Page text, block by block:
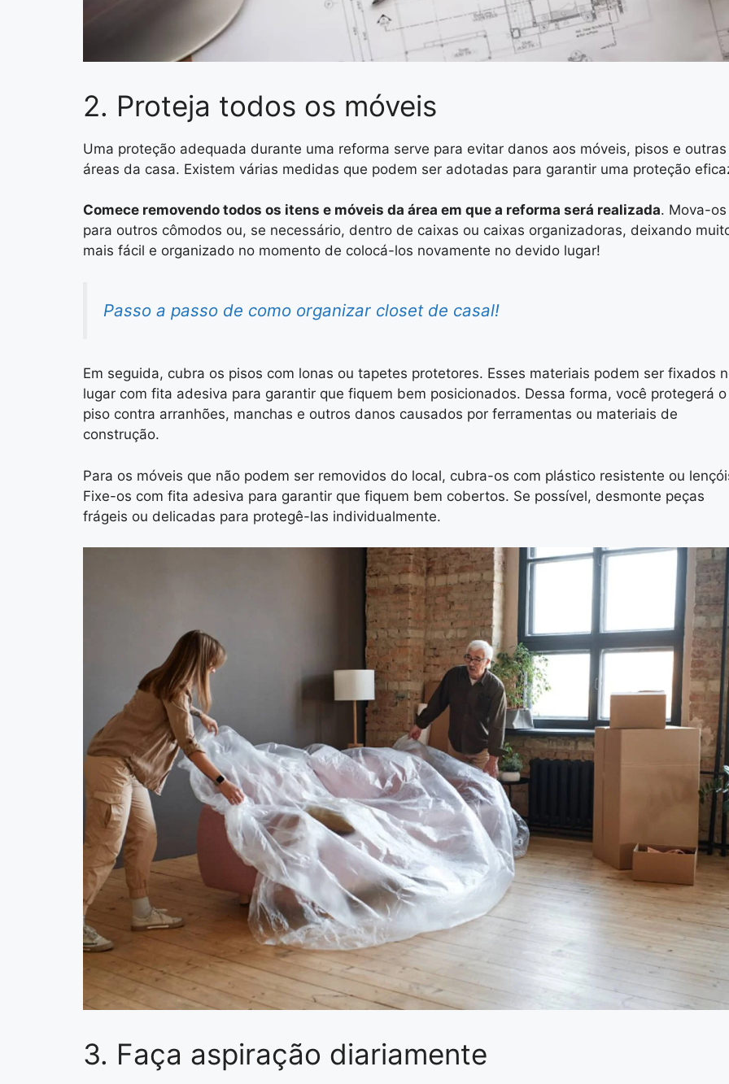
2. Proteja todos os móveis
Uma proteção adequada durante uma reforma serve para evitar danos aos móveis, pisos e outras
áreas da casa. Existem várias medidas que podem ser adotadas para garantir uma proteção
Comece removendo todos os itens e móveis da área em que a reforma será realizada. Mova-os
para outros cômodos ou, se necessário, dentro de caixas ou caixas organizadoras, deixando
mais fácil e organizado no momento de colocá-los novamente no devido lugar!
Passo a passo de como organizar closet de casal!
Em seguida, cubra os pisos com lonas ou tapetes protetores. Esses materiais podem ser fixados
lugar com fita adesiva para garantir que fiquem bem posicionados. Dessa forma, você protegerá o
piso contra arranhões, manchas e outros danos causados por ferramentas ou materiais de
construção.
Para os móveis que não podem ser removidos do local, cubra-os com plástico resistente ou
Fixe-os com fita adesiva para garantir que fiquem bem cobertos. Se possível, desmonte peças
frágeis ou delicadas para protegê-las individualmente.
3. Faça aspiração diariamente